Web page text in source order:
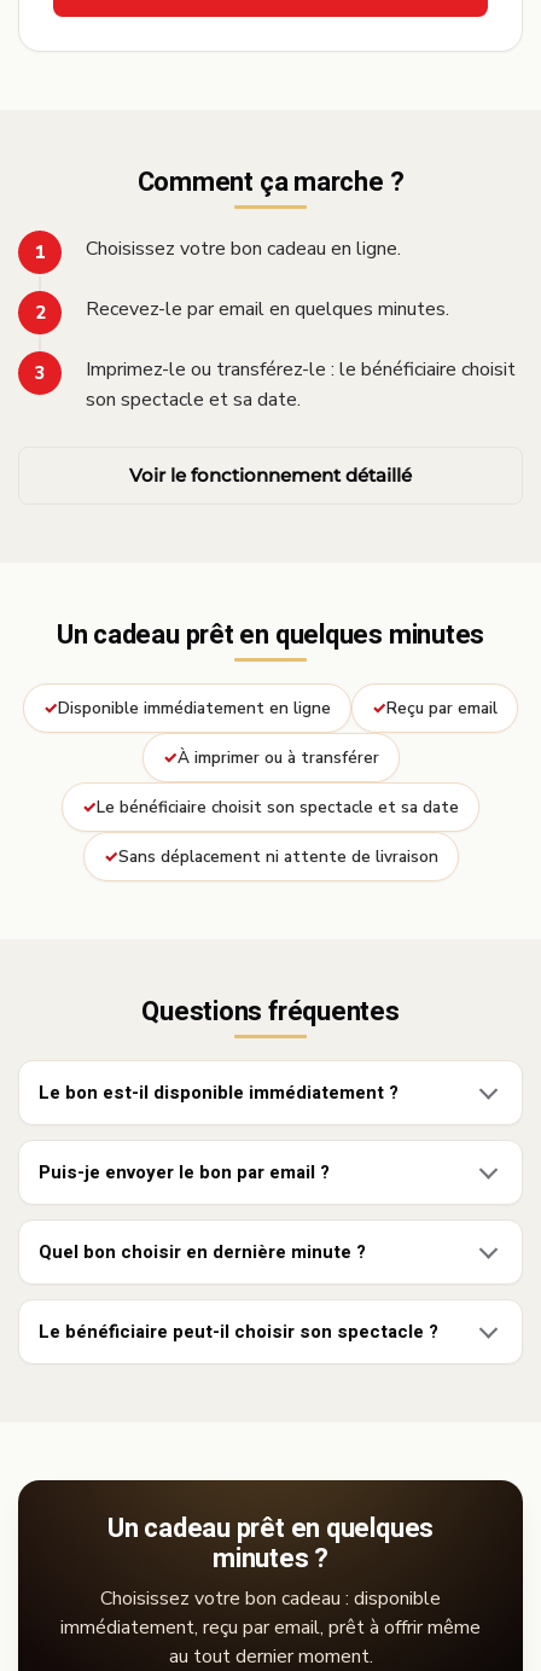
Comment ça marche ?
Choisissez votre bon cadeau en ligne.
Recevez-le par email en quelques minutes.
Imprimez-le ou transférez-le : le bénéficiaire choisit
son spectacle et sa date.
Voir le fonctionnement détaillé
Un cadeau prêt en quelques minutes
Disponible immédiatement en ligne Reçu par email
À imprimer ou à transférer
Le bénéficiaire choisit son spectacle et sa date
Sans déplacement ni attente de livraison
Questions fréquentes
Le bon est-il disponible immédiatement ?
Puis-je envoyer le bon par email ?
Quel bon choisir en dernière minute ?
Le bénéficiaire peut-il choisir son spectacle ?
Un cadeau prêt en quelques
minutes ?
Choisissez votre bon cadeau : disponible
immédiatement, reçu par email, prêt à offrir même
au tout dernier moment.